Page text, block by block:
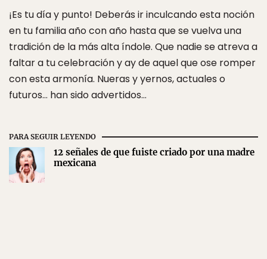
¡Es tu día y punto! Deberás ir inculcando esta noción
en tu familia año con año hasta que se vuelva una
tradición de la más alta índole. Que nadie se atreva a
faltar a tu celebración y ay de aquel que ose romper
con esta armonía. Nueras y yernos, actuales o
futuros… han sido advertidos…
PARA SEGUIR LEYENDO
12 señales de que fuiste criado por una madre
mexicana